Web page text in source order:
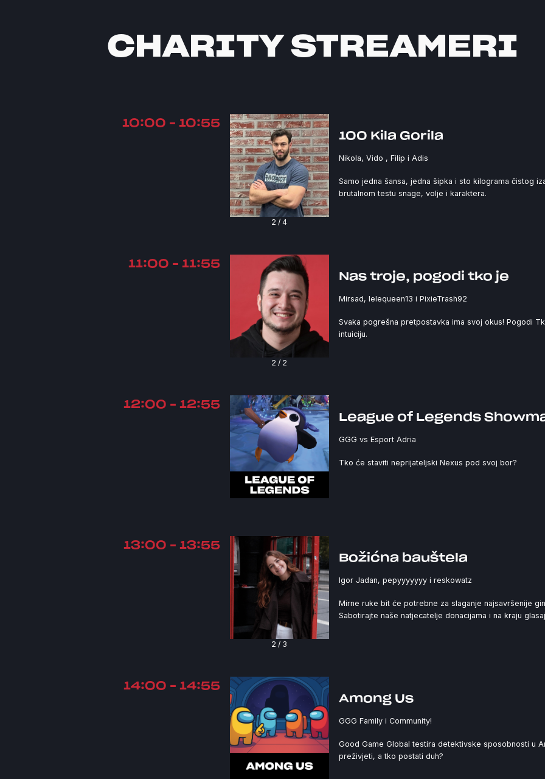
CHARITY STREAMERI
10:00 - 10:55
3 /4
100 Kila Gorila
Nikola, Vido , Filip i Adis
Samo jedna šansa, jedna šipka i sto kilograma čistog
brutalnom testu snage, volje i karaktera.
11:00 - 11:55
1/ 2
Nas troje, pogodi tko je
Mirsad, lelequeen13 i PixieTrash92
Svaka pogrešna pretpostavka ima svoj okus! Pogodi
intuiciju.
12:00 - 12:55
League of Legends
GGG vs Esport Adria
Tko će staviti neprijateljski Nexus pod svoj bor?
13:00 - 13:55
3 / 3
Božićna bauštela
Igor Jadan, pepyyyyyyy i reskowatz
Mirne ruke bit će potrebne za slaganje najsavršenije
Sabotirajte naše natjecatelje donacijama i na kraju
14:00 - 14:55
Among Us
GGG Family i Community!
Good Game Global testira detektivske sposobnosti u
preživjeti, a tko postati duh?